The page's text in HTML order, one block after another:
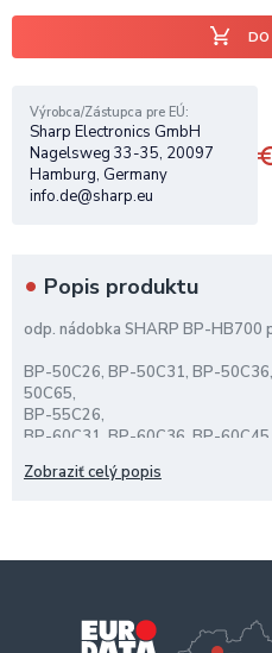
DO
Výrobca/Zástupca pre EÚ
Sharp Electronics GmbH
Nagelsweg 33-35, 20097
Hamburg, Germany
info.de@sharp.eu
Popis produktu
odp. nádobka SHARP BP-HB700
BP-50C26, BP-50C31, BP-
50C65,
BP-55C26,
BP-60C31, BP-60C36, BP-60C45,
Zobraziť celý popis